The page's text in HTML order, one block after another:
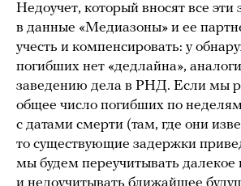
Недоучет, который вносят все эти
в данные «Медиазоны» и ее
учесть и компенсировать: у
погибших нет «дедлайна»,
заведению дела в РНД. Если мы
общее число погибших по неделям
с датами смерти (там, где они
то существующие задержки
мы будем переучитывать далекое